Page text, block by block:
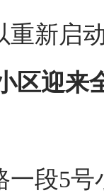
重新启
区迎来
5号